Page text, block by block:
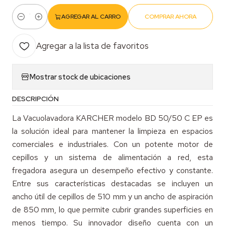
Cantidad
AGREGAR AL CARRO COMPRAR AHORA
Agregar a la lista de favoritos
Mostrar stock de ubicaciones
DESCRIPCIÓN
La Vacuolavadora KARCHER modelo BD 50/50 C EP es
la solución ideal para mantener la limpieza en espacios
comerciales e industriales. Con un potente motor de
cepillos y un sistema de alimentación a red, esta
fregadora asegura un desempeño efectivo y constante.
Entre sus características destacadas se incluyen un
ancho útil de cepillos de 510 mm y un ancho de aspiración
de 850 mm, lo que permite cubrir grandes superficies en
menos tiempo. Su innovador diseño cuenta con un